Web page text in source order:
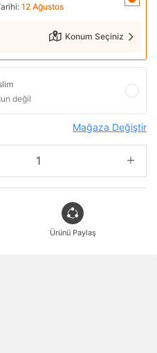
12 Ağustos
Konum Seçiniz
değil
Mağaza Değiştir
Ürünü Paylaş